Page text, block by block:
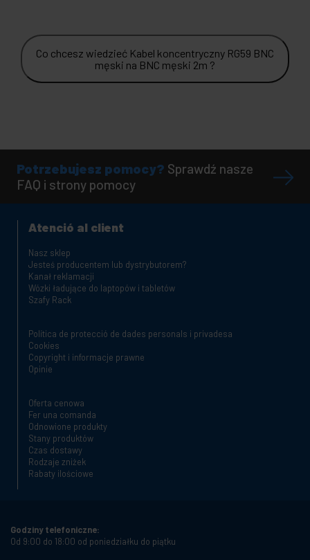
Co chcesz wiedzieć Kabel koncentryczny RG59 BNC
męski na BNC męski 2m ?
Potrzebujesz pomocy? Sprawdź nasze
FAQ i strony pomocy
Atenció al client
Nasz sklep
Jesteś producentem lub dystrybutorem?
Kanał reklamacji
Wózki ładujące do laptopów i tabletów
Szafy Rack
Política de protecció de dades personals i privadesa
Cookies
Copyright i informacje prawne
Opinie
Oferta cenowa
Fer una comanda
Odnowione produkty
Stany produktów
Czas dostawy
Rodzaje zniżek
Rabaty ilościowe
Godziny telefoniczne:
Od 9:00 do 18:00 od poniedziałku do piątku